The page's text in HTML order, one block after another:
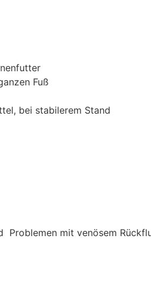
Fuß
bei stabilerem Stand
Problemen mit venösem